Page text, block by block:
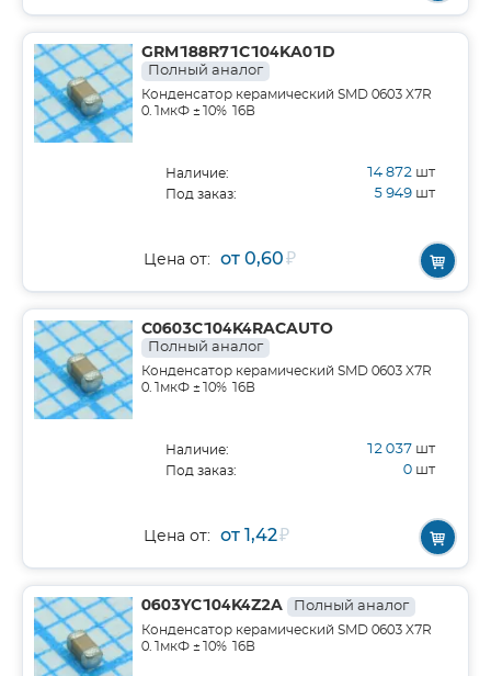
GRM188R71C104KA01D
Полный аналог
Конденсатор керамический SMD 0603 X7R
0.1мкФ ±10% 16В
Наличие: 14 872 шт
Под заказ: 5 949 шт
Цена от: от 0,60₽
C0603C104K4RACAUTO
Полный аналог
Конденсатор керамический SMD 0603 X7R
0.1мкФ ±10% 16В
Наличие: 12 037 шт
Под заказ: 0 шт
Цена от: от 1,42₽
0603YC104K4Z2A Полный аналог
Конденсатор керамический SMD 0603 X7R
0.1мкФ ±10% 16В